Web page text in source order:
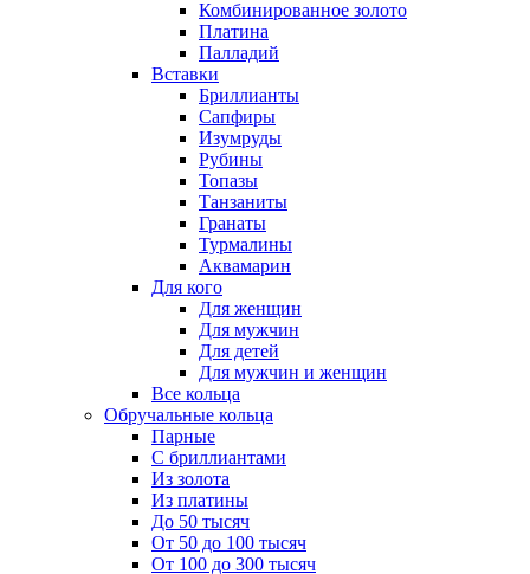
Комбинированное золото
Платина
Палладий
Вставки
Бриллианты
Сапфиры
Изумруды
Рубины
Топазы
Танзаниты
Гранаты
Турмалины
Аквамарин
Для кого
Для женщин
Для мужчин
Для детей
Для мужчин и женщин
Все кольца
Обручальные кольца
Парные
С бриллиантами
Из золота
Из платины
До 50 тысяч
От 50 до 100 тысяч
От 100 до 300 тысяч